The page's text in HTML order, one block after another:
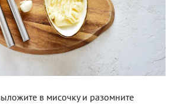
в мисочку и разомните